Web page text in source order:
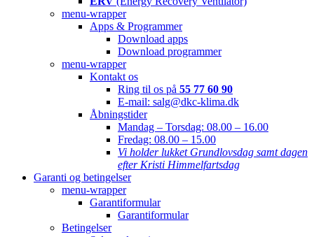
menu-wrapper
Apps & Programmer
Download apps
Download programmer
menu-wrapper
Kontakt os
Ring til os på 55 77 60 90
E-mail: salg@dkc-klima.dk
Åbningstider
Mandag – Torsdag: 08.00 – 16.00
Fredag: 08.00 – 15.00
Vi holder lukket Grundlovsdag samt dagen
efter Kristi Himmelfartsdag
Garanti og betingelser
menu-wrapper
Garantiformular
Garantiformular
Betingelser